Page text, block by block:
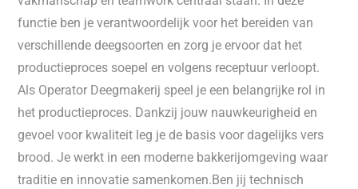
functie ben je verantwoordelijk voor het bereiden van
verschillende deegsoorten en zorg je ervoor dat het
productieproces soepel en volgens receptuur verloopt.
Als Operator Deegmakerij speel je een belangrijke rol in
het productieproces. Dankzij jouw nauwkeurigheid en
gevoel voor kwaliteit leg je de basis voor dagelijks vers
brood. Je werkt in een moderne bakkerijomgeving waar
traditie en innovatie samenkomen.Ben jij technisch